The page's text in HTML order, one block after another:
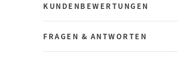
KUNDENBEWERTUNGEN
FRAGEN & ANTWORTEN